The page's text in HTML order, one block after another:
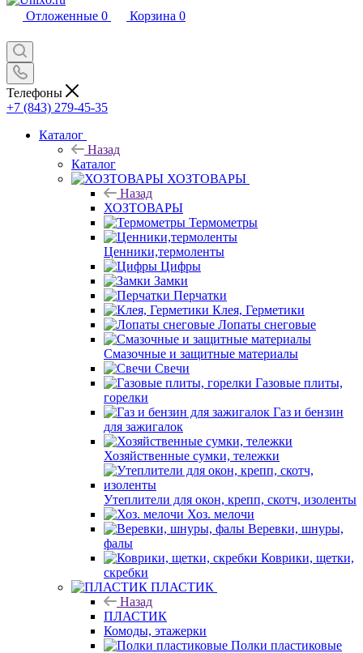
Отложенные 0 Корзина 0
Телефоны
+7 (843) 279-45-35
Каталог
Назад
Каталог
ХОЗТОВАРЫ
Назад
ХОЗТОВАРЫ
Термометры
Ценники,термоленты
Цифры
Замки
Перчатки
Клея, Герметики
Лопаты снеговые
Смазочные и защитные материалы
Свечи
Газовые плиты,
горелки
Газ и бензин
для зажигалок
Хозяйственные сумки, тележки
Утеплители для окон, крепп, скотч, изоленты
Хоз. мелочи
Веревки, шнуры,
фалы
Коврики, щетки,
скребки
ПЛАСТИК
Назад
ПЛАСТИК
Комоды, этажерки
Полки пластиковые